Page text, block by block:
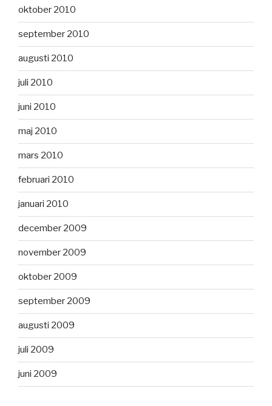
oktober 2010
september 2010
augusti 2010
juli 2010
juni 2010
maj 2010
mars 2010
februari 2010
januari 2010
december 2009
november 2009
oktober 2009
september 2009
augusti 2009
juli 2009
juni 2009